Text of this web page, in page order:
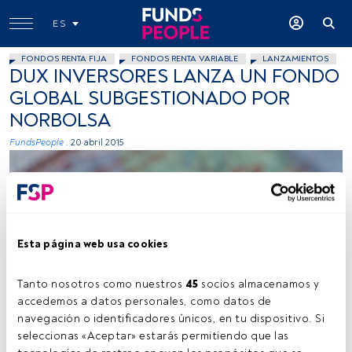
Esta página web usa cookies
Tanto nosotros como nuestros 45 socios almacenamos y
accedemos a datos personales, como datos de
navegación o identificadores únicos, en tu dispositivo. Si
seleccionas «Aceptar» estarás permitiendo que las
ES
FONDOS RENTA FIJA FONDOS RENTA VARIABLE LANZAMIENTOS
DUX INVERSORES LANZA UN FONDO
GLOBAL SUBGESTIONADO POR
NORBOLSA
FundsPeople . 20 abril 2015
Inky Bob, Flickr, Creative Commons
Tiempo lectura: 1 min.